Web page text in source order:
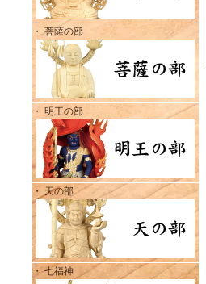
・ 菩薩の部
・ 明王の部
・ 天の部
・ 七福神